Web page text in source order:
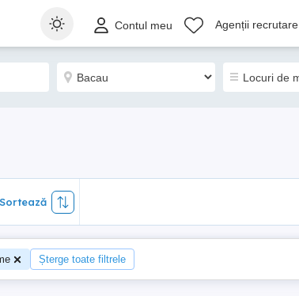
Contul meu Agenții recrutare
Sortează
Șterge toate filtrele